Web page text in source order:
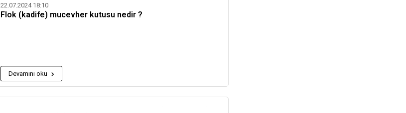
22.07.2024 18:10
Flok (kadife) mucevher kutusu nedir ?
Devamını oku